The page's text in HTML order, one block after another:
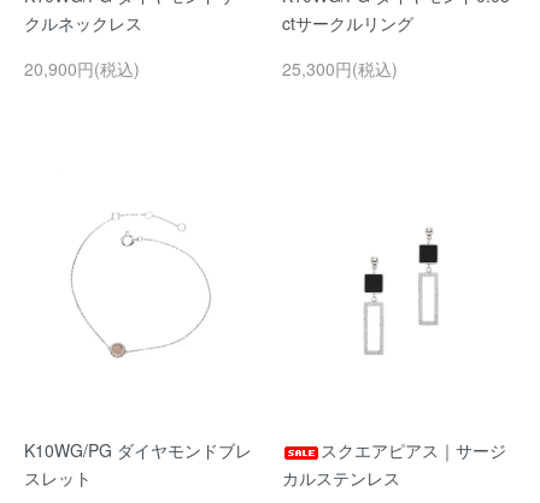
クルネックレス
20,900円(税込)
ctサークルリング
25,300円(税込)
K10WG/PG ダイヤモンドブレ
スレット
スクエアピアス｜サージ
カルステンレス